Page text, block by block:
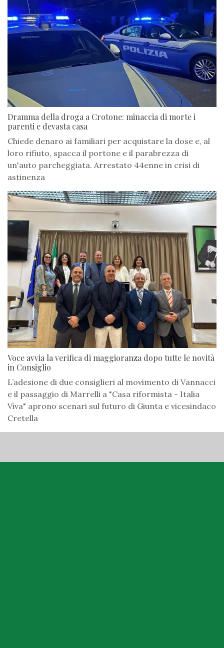
Dramma della droga a Crotone: minaccia di morte i
parenti e devasta casa
Chiede denaro ai familiari per acquistare la dose e, al
loro rifiuto, spacca il portone e il parabrezza di
un'auto parcheggiata. Arrestato 44enne in crisi di
astinenza
Voce avvia la verifica di maggioranza dopo tutte le novità
in Consiglio
L’adesione di due consiglieri al movimento di Vannacci
e il passaggio di Marrelli a "Casa riformista - Italia
Viva" aprono scenari sul futuro di Giunta e vicesindaco
Cretella